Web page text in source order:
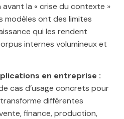
avant la « crise du contexte »
modèles ont des limites
qui les rendent
internes volumineux et
en entreprise :
cas d’usage concrets pour
différentes
finance, production,